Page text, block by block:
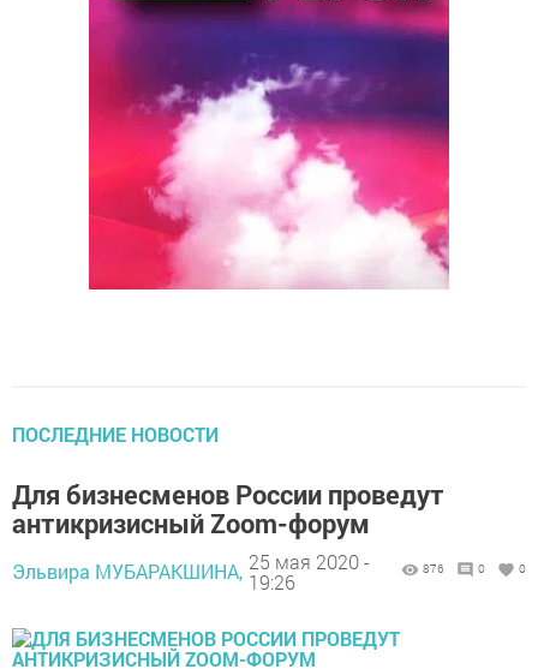
ПОСЛЕДНИЕ НОВОСТИ
Для бизнесменов России проведут
антикризисный Zoom-форум
Эльвира МУБАРАКШИНА, 25 мая 2020 -
19:26
876 0 0